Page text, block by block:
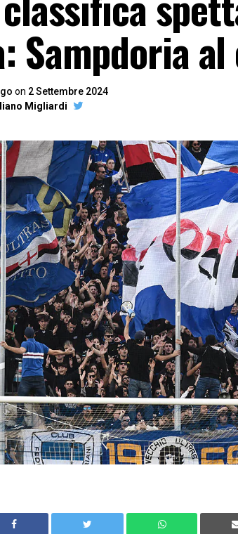
Sampdoria al
on 2 Settembre 2024
Migliardi